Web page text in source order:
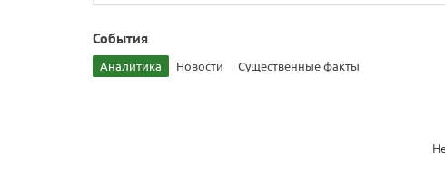
События
Аналитика Новости Существенные факты